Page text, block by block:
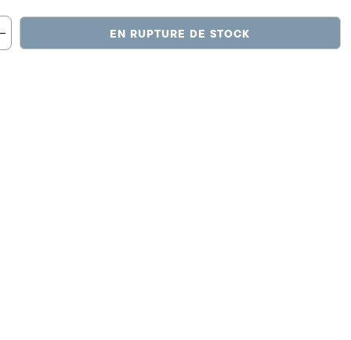
EN RUPTURE DE STOCK